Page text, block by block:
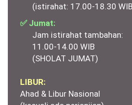
(istirahat: 17.00-18.30
✅ Jumat:
Jam istirahat tambahan:
11.00-14.00 WIB
(SHOLAT JUMAT)
LIBUR:
Ahad & Libur Nasional